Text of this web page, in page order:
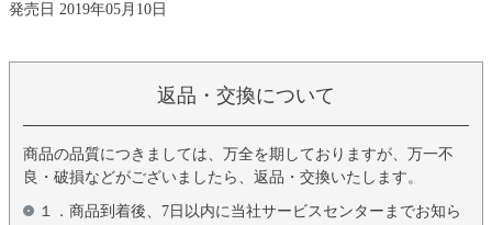
発売日 2019年05月10日
返品・交換について
商品の品質につきましては、万全を期しておりますが、万一不
良・破損などがございましたら、返品・交換いたします。
１．商品到着後、7日以内に当社サービスセンターまでお知ら